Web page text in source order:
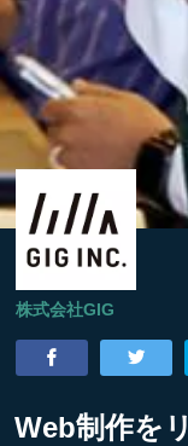
株式会社GIG
Web制作を